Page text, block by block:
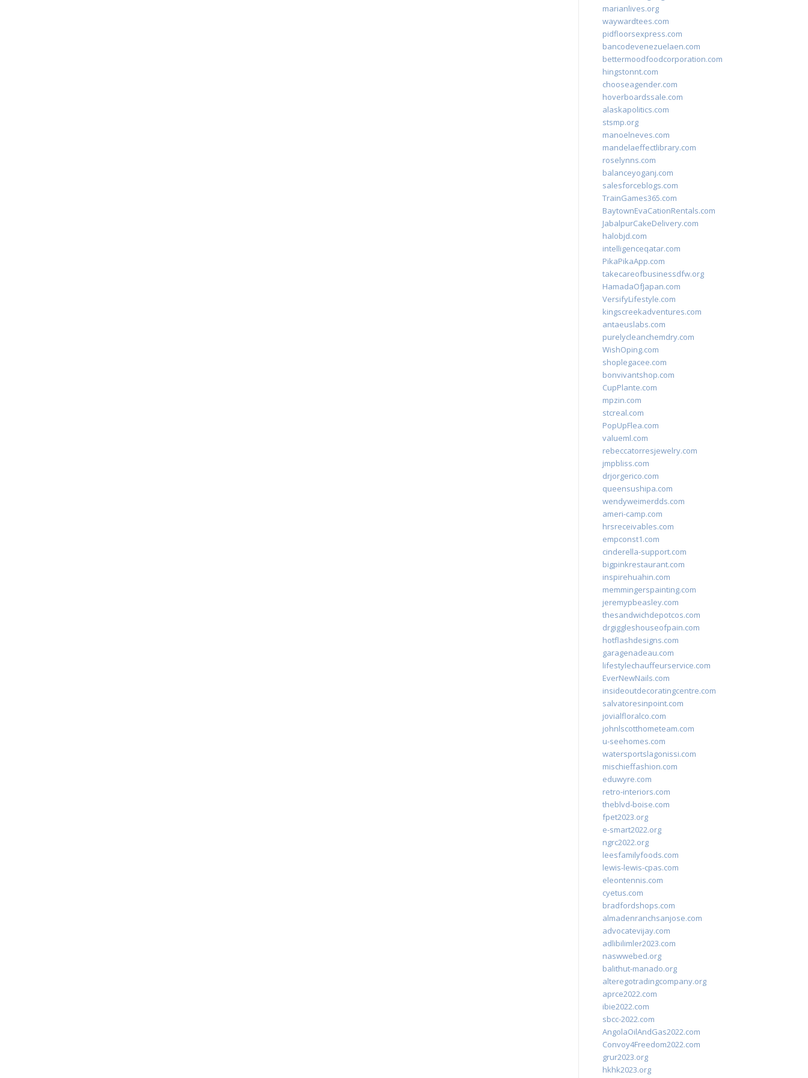
marianlives.org
waywardtees.com
pidfloorsexpress.com
bancodevenezuelaen.com
bettermoodfoodcorporation.com
hingstonnt.com
chooseagender.com
hoverboardssale.com
alaskapolitics.com
stsmp.org
manoelneves.com
mandelaeffectlibrary.com
roselynns.com
balanceyoganj.com
salesforceblogs.com
TrainGames365.com
BaytownEvaCationRentals.com
JabalpurCakeDelivery.com
halobjd.com
intelligenceqatar.com
PikaPikaApp.com
takecareofbusinessdfw.org
HamadaOfJapan.com
VersifyLifestyle.com
kingscreekadventures.com
antaeuslabs.com
purelycleanchemdry.com
WishOping.com
shoplegacee.com
bonvivantshop.com
CupPlante.com
mpzin.com
stcreal.com
PopUpFlea.com
valueml.com
rebeccatorresjewelry.com
jmpbliss.com
drjorgerico.com
queensushipa.com
wendyweimerdds.com
ameri-camp.com
hrsreceivables.com
empconst1.com
cinderella-support.com
bigpinkrestaurant.com
inspirehuahin.com
memmingerspainting.com
jeremypbeasley.com
thesandwichdepotcos.com
drgiggleshouseofpain.com
hotflashdesigns.com
garagenadeau.com
lifestylechauffeurservice.com
EverNewNails.com
insideoutdecoratingcentre.com
salvatoresinpoint.com
jovialfloralco.com
johnlscotthometeam.com
u-seehomes.com
watersportslagonissi.com
mischieffashion.com
eduwyre.com
retro-interiors.com
theblvd-boise.com
fpet2023.org
e-smart2022.org
ngrc2022.org
leesfamilyfoods.com
lewis-lewis-cpas.com
eleontennis.com
cyetus.com
bradfordshops.com
almadenranchsanjose.com
advocatevijay.com
adlibilimler2023.com
naswwebed.org
balithut-manado.org
alteregotradingcompany.org
aprce2022.com
ibie2022.com
sbcc-2022.com
AngolaOilAndGas2022.com
Convoy4Freedom2022.com
grur2023.org
hkhk2023.org